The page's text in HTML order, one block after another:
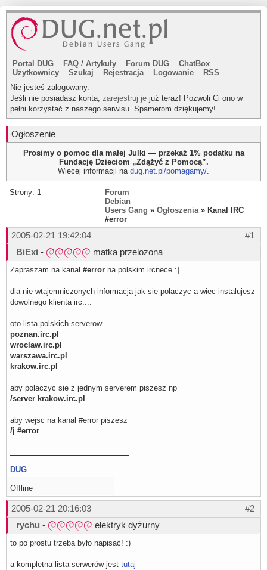
Portal DUG FAQ / Artykuły Forum DUG
ChatBox
Użytkownicy
Szukaj Rejestracja Logowanie
RSS
Nie jesteś zalogowany.
Jeśli nie posiadasz konta, zarejestruj je już teraz! Pozwoli Ci ono w
pełni korzystać z naszego serwisu. Spamerom dziękujemy!
Ogłoszenie
Prosimy o pomoc dla małej Julki — przekaż 1% podatku na
Fundację Dzieciom „Zdążyć z Pomocą”.
Więcej informacji na dug.net.pl/pomagamy/.
Strony: 1
Forum
Debian
Users Gang » Ogłoszenia» Kanal IRC
#error
#1
2005-02-21 19:42:04
BiExi - matka przelozona
Zapraszam na kanal #error na polskim ircnece :]
dla nie wtajemniczonych informacja jak sie polaczyc a wiec instalujesz
dowolnego klienta irc....
oto lista polskich serverow
poznan.irc.pl
wroclaw.irc.pl
warszawa.irc.pl
krakow.irc.pl
aby polaczyc sie z jednym serverem piszesz np
/server krakow.irc.pl
aby wejsc na kanal #error piszesz
/j #error
DUG
Offline
#2
2005-02-21 20:16:03
rychu - elektryk dyżurny
to po prostu trzeba było napisać! :)
a kompletna lista serwerów jest tutaj